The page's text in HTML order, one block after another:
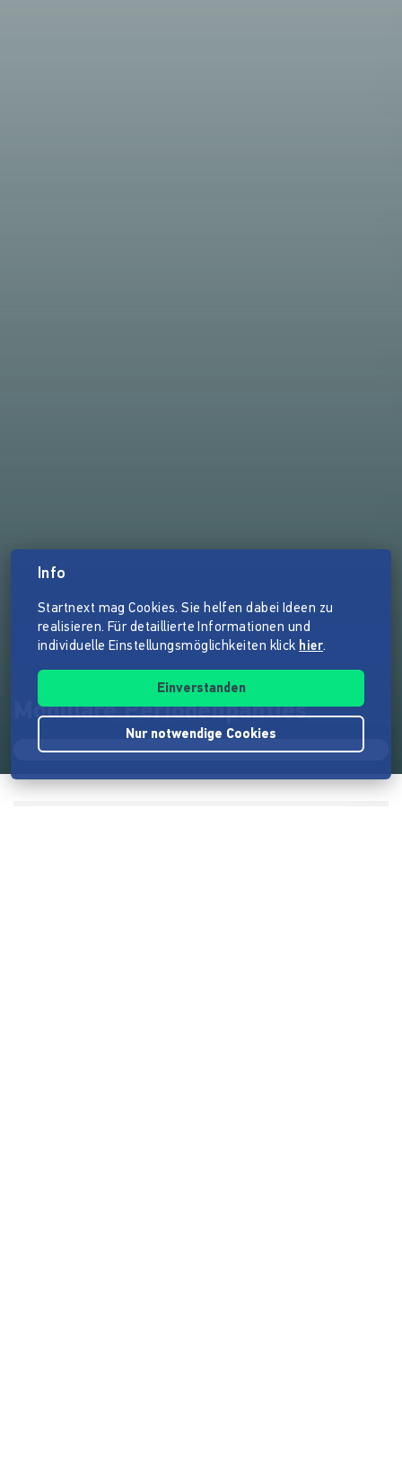
Modulare Periodenpanties
Info
Startnext mag Cookies. Sie helfen dabei Ideen zu
realisieren. Für detaillierte Informationen und
individuelle Einstellungsmöglichkeiten klick hier.
Einverstanden
Nur notwendige Cookies